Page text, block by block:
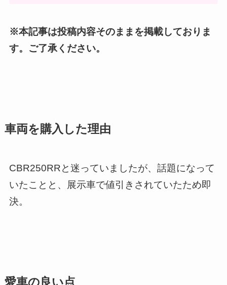
※本記事は投稿内容そのままを掲載しておりま
す。ご了承ください。
車両を購入した理由
CBR250RRと迷っていましたが、話題になって
いたことと、展示車で値引きされていたため即
決。
愛車の良い点